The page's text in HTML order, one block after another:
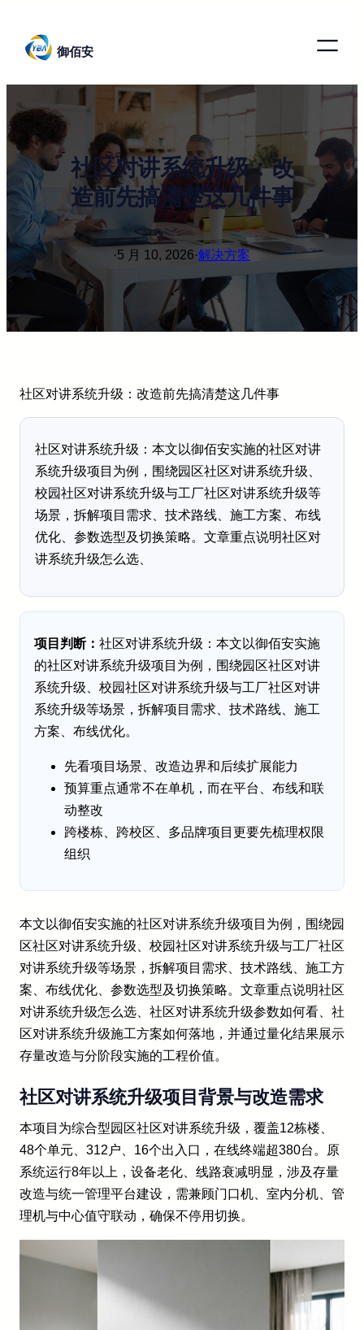
御佰安
社区对讲系统升级：改
造前先搞清楚这几件事
·5 月 10, 2026·解决方案
社区对讲系统升级：改造前先搞清楚这几件事
社区对讲系统升级：本文以御佰安实施的社区对讲
系统升级项目为例，围绕园区社区对讲系统升级、
校园社区对讲系统升级与工厂社区对讲系统升级等
场景，拆解项目需求、技术路线、施工方案、布线
优化、参数选型及切换策略。文章重点说明社区对
讲系统升级怎么选、
项目判断： 社区对讲系统升级：本文以御佰安实施
的社区对讲系统升级项目为例，围绕园区社区对讲
系统升级、校园社区对讲系统升级与工厂社区对讲
系统升级等场景，拆解项目需求、技术路线、施工
方案、布线优化。
先看项目场景、改造边界和后续扩展能力
预算重点通常不在单机，而在平台、布线和联
动整改
跨楼栋、跨校区、多品牌项目更要先梳理权限
组织
本文以御佰安实施的社区对讲系统升级项目为例，围绕园
区社区对讲系统升级、校园社区对讲系统升级与工厂社区
对讲系统升级等场景，拆解项目需求、技术路线、施工方
案、布线优化、参数选型及切换策略。文章重点说明社区
对讲系统升级怎么选、社区对讲系统升级参数如何看、社
区对讲系统升级施工方案如何落地，并通过量化结果展示
存量改造与分阶段实施的工程价值。
社区对讲系统升级项目背景与改造需求
本项目为综合型园区社区对讲系统升级，覆盖12栋楼、
48个单元、312户、16个出入口，在线终端超380台。原
系统运行8年以上，设备老化、线路衰减明显，涉及存量
改造与统一管理平台建设，需兼顾门口机、室内分机、管
理机与中心值守联动，确保不停用切换。